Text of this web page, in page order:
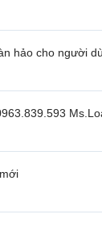
hảo cho người